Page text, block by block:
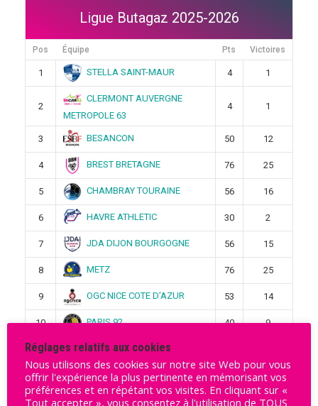
Ligue Butagaz 2025-2026
Pos Équipe Pts Victoires
1 STELLA SAINT-MAUR 4 1
2
CLERMONT AUVERGNE
METROPOLE 63
4 1
3 BESANCON 50 12
4 BREST BRETAGNE 76 25
5 CHAMBRAY TOURAINE 56 16
6 HAVRE ATHLETIC 30 2
7 JDA DIJON BOURGOGNE 56 15
8 METZ 76 25
9 OGC NICE COTE D’AZUR 53 14
10 PARIS 92 40 9
11 PLAN DE CUQUES
12 SAMBRE AVESNOIS 32 4
13 ST AMAND LES EAUX 51 14
Réglages relatifs aux cookies
Nous utilisons des cookies sur notre site Web pour vous
offrir l'expérience la plus pertinente en mémorisant vos
préférences et en répétant vos visites. En cliquant sur «
Tout accepter », vous consentez à l'utilisation de TOUS